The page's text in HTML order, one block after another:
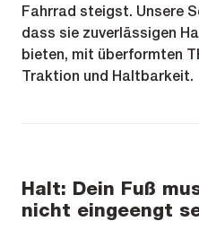
Fahrrad steigst. Unsere
dass sie zuverlässigen
bieten, mit überformten
Traktion und Haltbarkeit.
Halt: Dein Fuß
nicht eingeengt